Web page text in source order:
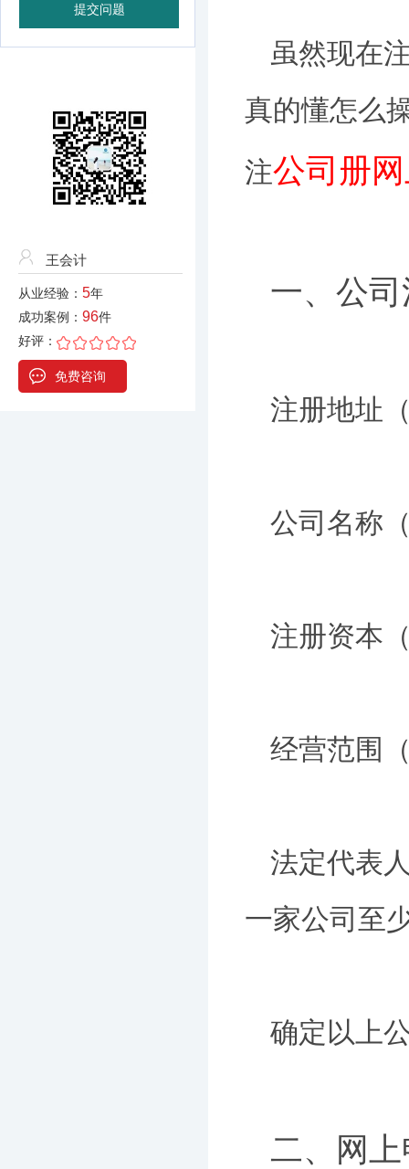
王会计
从业经验： 5年
成功案例： 96件
好评：
免费咨询
虽然现在
真的懂怎么
注公司册
一、公
注册地址
公司名称
注册资本
经营范围
法定代表
一家公司至
确定以上
二、网